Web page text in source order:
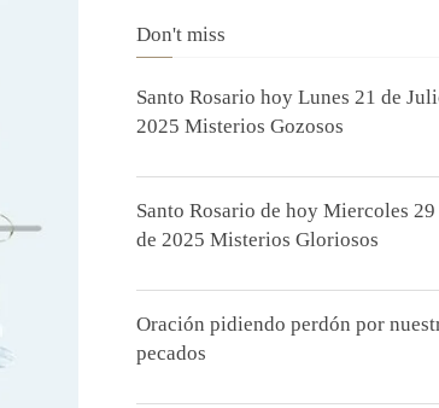
Don't miss
Santo Rosario hoy Lunes 21 de
2025 Misterios Gozosos
Santo Rosario de hoy Miercoles 29
de 2025 Misterios Gloriosos
Oración pidiendo perdón por
pecados